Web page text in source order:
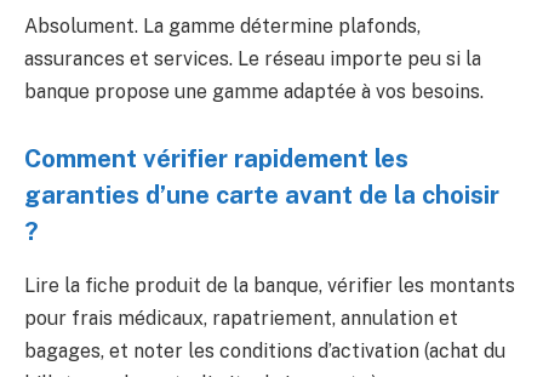
Absolument. La gamme détermine plafonds,
assurances et services. Le réseau importe peu si la
banque propose une gamme adaptée à vos besoins.
Comment vérifier rapidement les
garanties d’une carte avant de la choisir
?
Lire la fiche produit de la banque, vérifier les montants
pour frais médicaux, rapatriement, annulation et
bagages, et noter les conditions d’activation (achat du